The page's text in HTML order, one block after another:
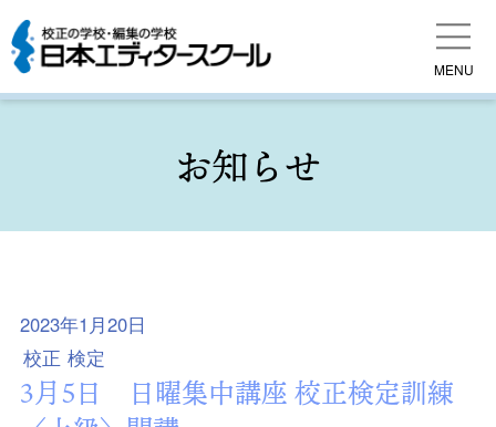
MENU
お知らせ
2023年1月20日
校正 検定
3月5日 日曜集中講座 校正検定訓練